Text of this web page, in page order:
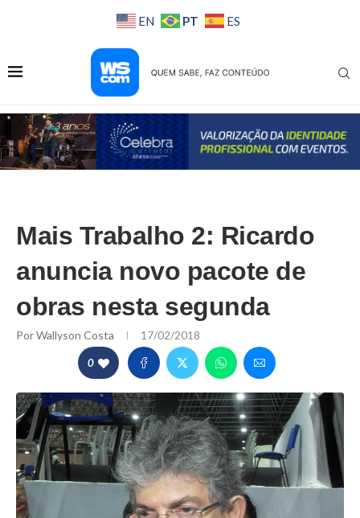
EN PT ES
Mais Trabalho 2: Ricardo
anuncia novo pacote de
obras nesta segunda
PorWallyson Costa 17/02/2018
0